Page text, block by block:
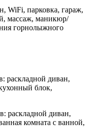
WiFi, парковка, гараж,
массаж, маникюр/
горнолыжного
раскладной диван,
блок,
раскладной диван,
комната с ванной,